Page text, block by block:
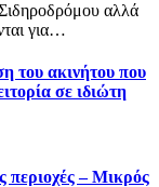
αλλά
για…
του ακινήτου που
σε ιδιώτη
περιοχές – Μικρός